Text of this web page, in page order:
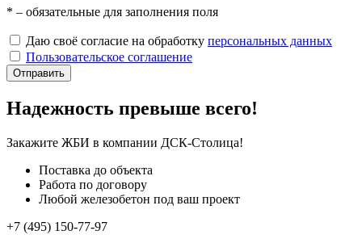
* – обязательные для заполнения поля
Даю своё согласие на обработку персональных данных
Пользовательское соглашение
Отправить
Надежность превыше всего!
Закажите ЖБИ в компании ДСК-Столица!
Поставка до объекта
Работа по договору
Любой железобетон под ваш проект
+7 (495) 150-77-97